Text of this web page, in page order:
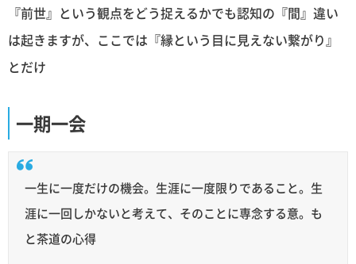
『前世』という観点をどう捉えるかでも認知の『間』違い
は起きますが、ここでは『縁という目に見えない繋がり』
とだけ
一期一会
一生に一度だけの機会。生涯に一度限りであること。生
涯に一回しかないと考えて、そのことに専念する意。も
と茶道の心得